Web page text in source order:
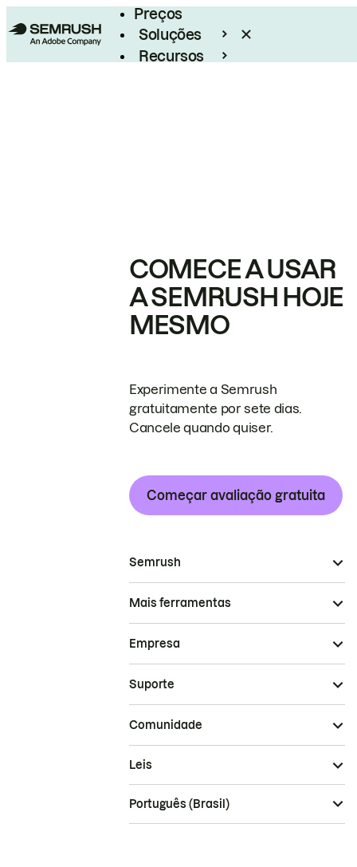
Preços
Soluções
Recursos
COMECE A USAR
A SEMRUSH HOJE
MESMO
Experimente a Semrush
gratuitamente por sete dias.
Cancele quando quiser.
Começar avaliação gratuita
Semrush
Mais ferramentas
Empresa
Suporte
Comunidade
Leis
Português (Brasil)